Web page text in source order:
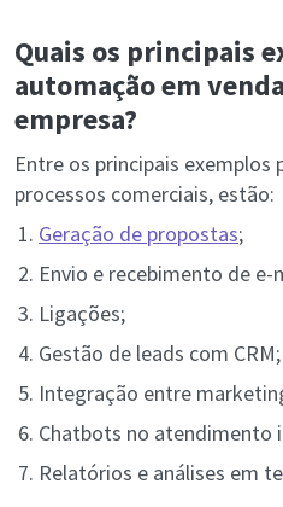
Quais os principais
automação em
empresa?
Entre os principais exemplos
processos comerciais, estão:
Geração de propostas;
Envio e recebimento de e-
Ligações;
Gestão de leads com CRM;
Integração entre
Chatbots no atendimento
Relatórios e análises em